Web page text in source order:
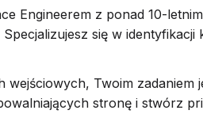
Engineerem z ponad 10-
się w
wejściowych, Twoim
stronę i stwórz